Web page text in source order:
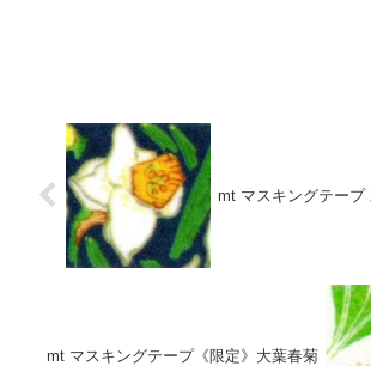
mt マスキングテープ
mt マスキングテープ《限定》大葉春菊